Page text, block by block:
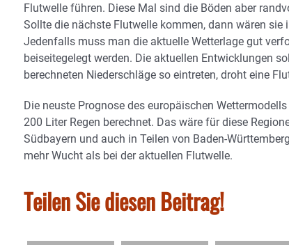
Flutwelle führen. Diese Mal sind die Böden aber
Sollte die nächste Flutwelle kommen, dann wären
Jedenfalls muss man die aktuelle Wetterlage gut
beiseitegelegt werden. Die aktuellen Entwicklungen
berechneten Niederschläge so eintreten, droht eine
Die neuste Prognose des europäischen
200 Liter Regen berechnet. Das wäre für diese
Südbayern und auch in Teilen von Baden-
mehr Wucht als bei der aktuellen Flutwelle.
Teilen Sie diesen Beitrag!